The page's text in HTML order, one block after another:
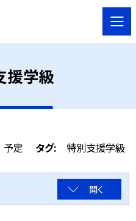
援学級
予定 タグ:
特別支援学級
開く